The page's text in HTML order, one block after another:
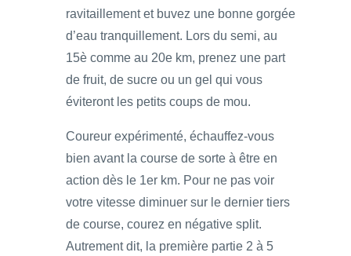
ravitaillement et buvez une bonne gorgée
d’eau tranquillement. Lors du semi, au
15è comme au 20e km, prenez une part
de fruit, de sucre ou un gel qui vous
éviteront les petits coups de mou.
Coureur expérimenté, échauffez-vous
bien avant la course de sorte à être en
action dès le 1er km. Pour ne pas voir
votre vitesse diminuer sur le dernier tiers
de course, courez en négative split.
Autrement dit, la première partie 2 à 5